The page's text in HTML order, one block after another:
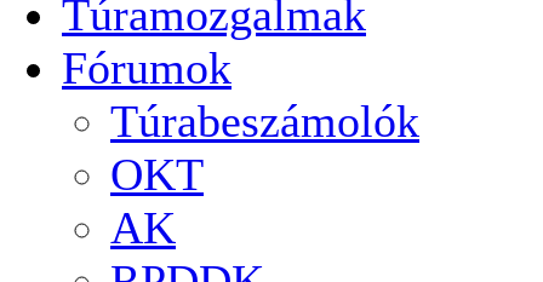
Túramozgalmak
Fórumok
Túrabeszámolók
OKT
AK